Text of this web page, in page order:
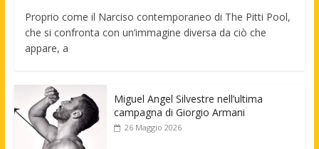
Proprio come il Narciso contemporaneo di The Pitti Pool,
che si confronta con un’immagine diversa da ciò che
appare, a
Miguel Angel Silvestre nell’ultima
campagna di Giorgio Armani
26 Maggio 2026